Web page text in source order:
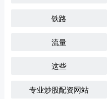
铁路
流量
这些
专业炒股配资网站